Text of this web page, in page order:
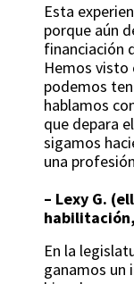
Esta
porque aún
financiación
Hemos visto
podemos
hablamos
que depara
sigamos
una
– Lexy G.
En la
ganamos un